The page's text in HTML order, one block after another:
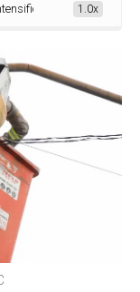
manutenção de
1.0x